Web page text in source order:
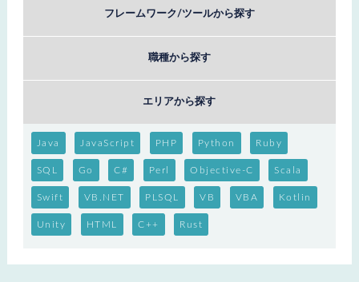
フレームワーク/ツールから探す
職種から探す
エリアから探す
Java JavaScript PHP Python Ruby
SQL Go C# Perl Objective-C Scala
Swift VB.NET PLSQL VB VBA Kotlin
Unity HTML C++ Rust